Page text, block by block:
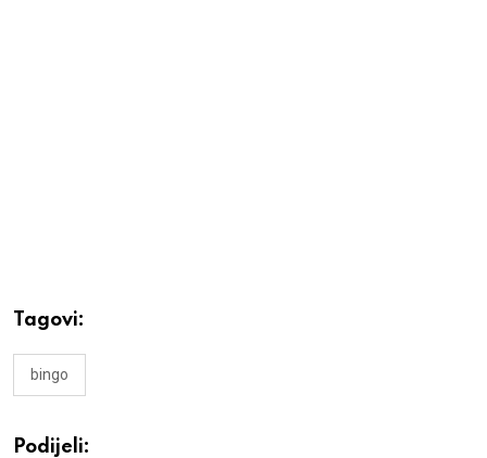
Tagovi:
bingo
Podijeli: